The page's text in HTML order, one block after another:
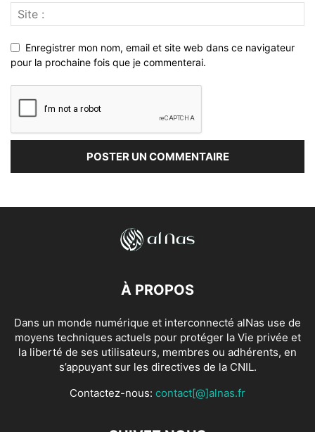
Enregistrer mon nom, email et site web dans ce navigateur
pour la prochaine fois que je commenterai.
À PROPOS
Dans un monde numérique et interconnecté alNas use de
moyens techniques actuels pour protéger la Vie privée et
la liberté de ses utilisateurs, membres ou adhérents, en
s’appuyant sur les directives de la CNIL.
Contactez-nous: contact[@]alnas.fr